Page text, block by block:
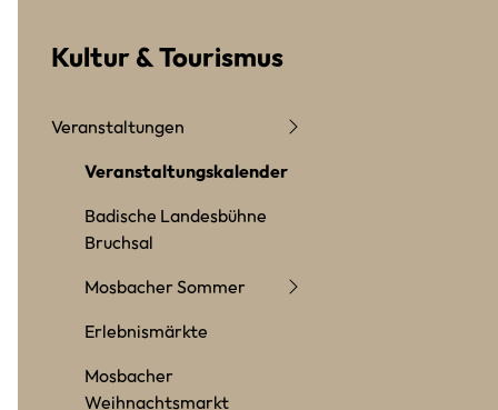
Kultur & Tourismus
Veranstaltungen
Veranstaltungskalender
Badische Landesbühne
Bruchsal
Mosbacher Sommer
Erlebnismärkte
Mosbacher
Weihnachtsmarkt